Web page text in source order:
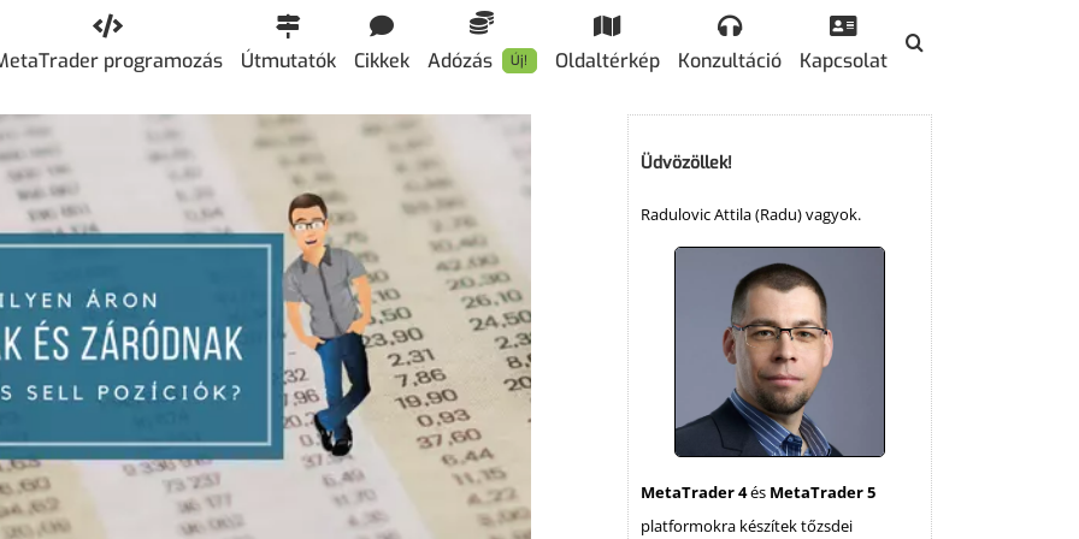
programozás Útmutatók Cikkek Adózás Új! Oldaltérkép Konzultáció Kapcsolat
Üdvözöllek!
Radulovic Attila (Radu) vagyok.
MetaTrader 4és MetaTrader 5
platformokra készítek tőzsdei